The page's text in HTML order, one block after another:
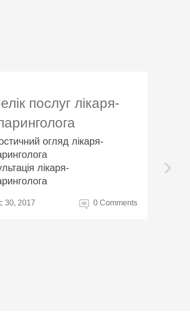
послуг лікаря-
огляд лікаря-
лікаря-
30, 2017 0 Comments
next